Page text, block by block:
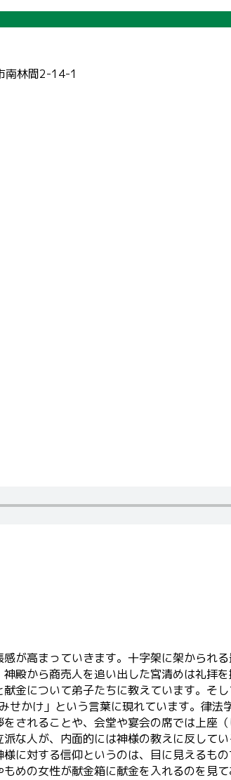
南林間2-14-1
が高まっていきます。十字架に架かられ
殿から商売人を追い出した宮清めは礼拝
金について弟子たちに教えています。そ
かけ」という言葉に現れています。律
されることや、会堂や宴会の席では上座
人が、内面的には神様の教えに反してい
に対する信仰というのは、目に見えるも
めの女性が献金箱に献金を入れるのを見て